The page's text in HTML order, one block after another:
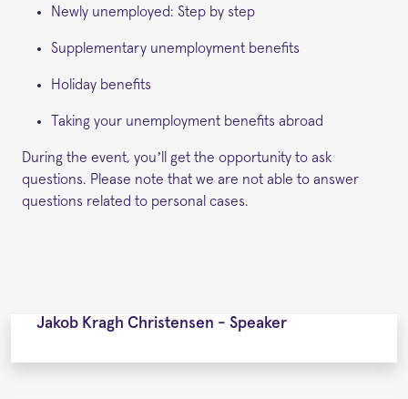
Newly unemployed: Step by step
Supplementary unemployment benefits
Holiday benefits
Taking your unemployment benefits abroad
During the event, you’ll get the opportunity to ask
questions. Please note that we are not able to answer
questions related to personal cases.
Jakob Kragh Christensen - Speaker